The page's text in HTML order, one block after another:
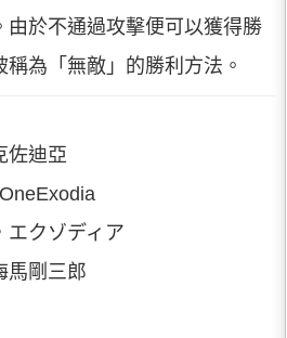
由於不通過攻擊便可以獲得勝
為「無敵」的勝利方法。
佐迪亞
エクゾディア
馬剛三郎